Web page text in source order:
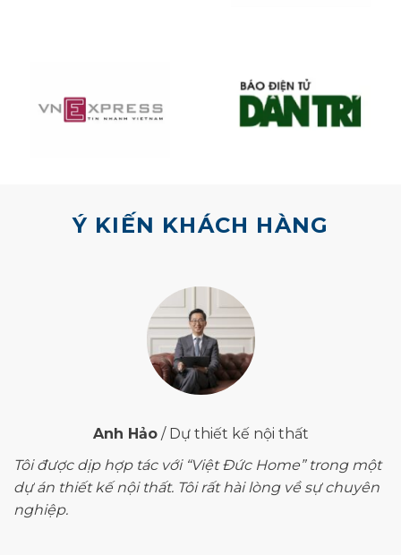
Ý KIẾN KHÁCH HÀNG
Anh Hảo / Dự thiết kế nội thất
Tôi được dịp hợp tác với “Việt Đức Home” trong một
dự án thiết kế nội thất. Tôi rất hài lòng về sự chuyên
nghiệp.